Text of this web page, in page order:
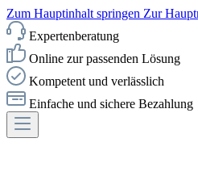
Zum Hauptinhalt springen Zur
Expertenberatung
Online zur passenden Lösung
Kompetent und verlässlich
Einfache und sichere Bezahlung